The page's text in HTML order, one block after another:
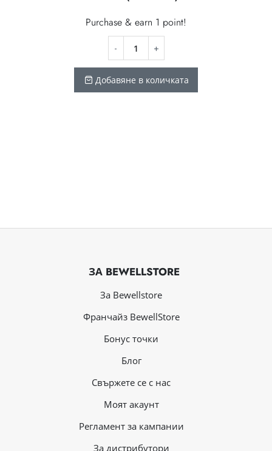
Purchase & earn 1 point!
Добавяне в количката
ЗА BEWELLSTORE
За Bewellstore
Франчайз BewellStore
Бонус точки
Блог
Свържете се с нас
Mоят акаунт
Регламент за кампании
За дистрибутори